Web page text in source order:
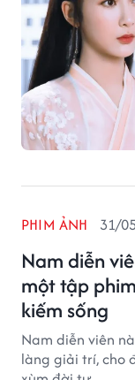
Nam diễn
một tập
kiếm sống
PHIM ẢNH 31/
Nam diễn viên
làng giải trí, cho